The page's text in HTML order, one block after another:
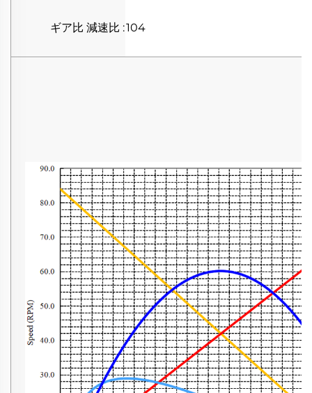
ギア比 減速比 :104